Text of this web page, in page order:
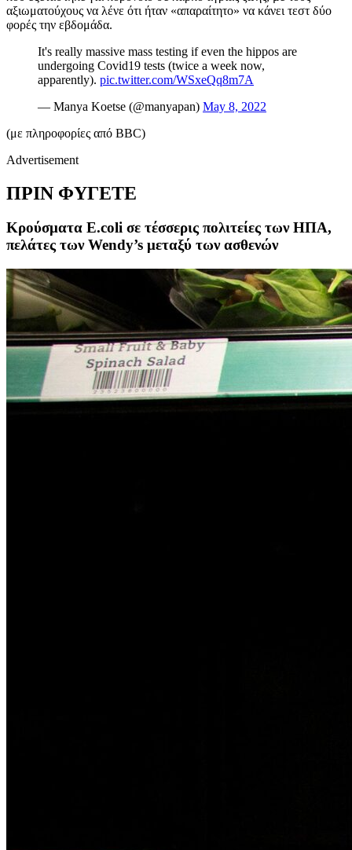
αξιωματούχους να λένε ότι ήταν «απαραίτητο» να κάνει τεστ δύο
φορές την εβδομάδα.
It's really massive mass testing if even the hippos are
undergoing Covid19 tests (twice a week now,
apparently). pic.twitter.com/WSxeQq8m7A
— Manya Koetse (@manyapan) May 8, 2022
(με πληροφορίες από BBC)
Advertisement
ΠΡΙΝ ΦΥΓΕΤΕ
Κρούσματα E.coli σε τέσσερις πολιτείες των ΗΠΑ,
πελάτες των Wendy’s μεταξύ των ασθενών